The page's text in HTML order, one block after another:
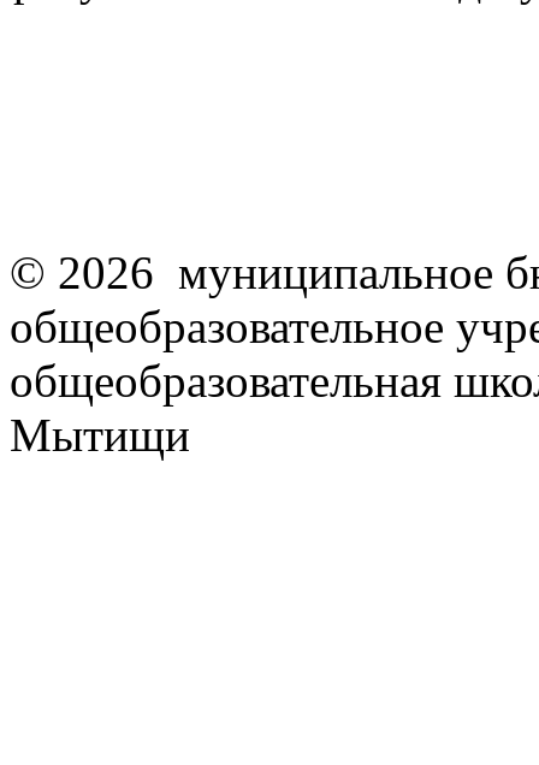
© 2026 муниципальное
общеобразовательное
общеобразовательная
Мытищи